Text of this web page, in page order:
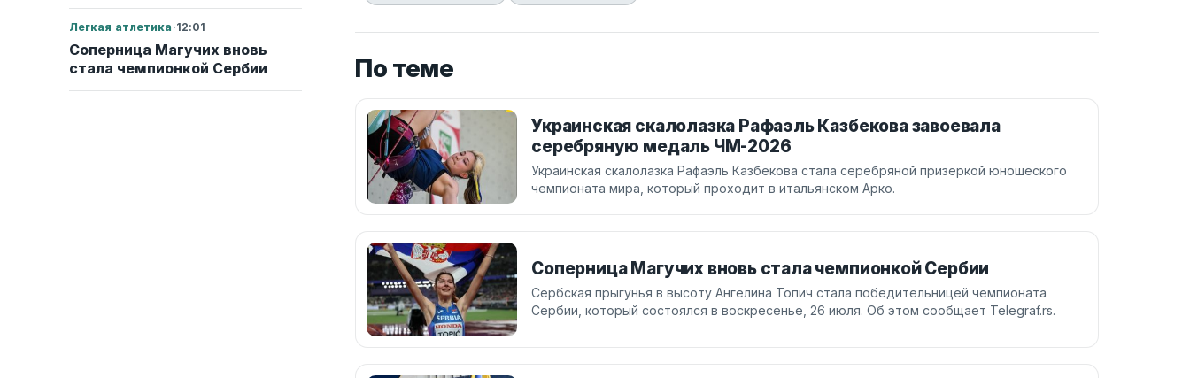
Легкая атлетика ·12:01
Соперница Магучих вновь
стала чемпионкой Сербии
По теме
Украинская скалолазка Рафаэль Казбекова завоевала
серебряную медаль ЧМ-2026
Украинская скалолазка Рафаэль Казбекова стала серебряной призеркой юношеского
чемпионата мира, который проходит в итальянском Арко.
Соперница Магучих вновь стала чемпионкой Сербии
Сербская прыгунья в высоту Ангелина Топич стала победительницей чемпионата
Сербии, который состоялся в воскресенье, 26 июля. Об этом сообщает Telegraf.rs.